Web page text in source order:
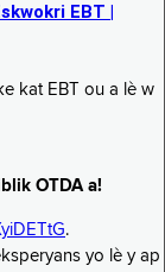
EBT |
kat EBT ou a lè w
OTDA a!
.
yo lè y ap